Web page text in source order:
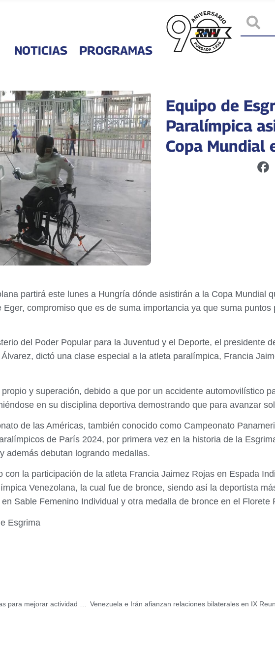
NOTICIAS PROGRAMAS
Equipo de
Paralímpica
Copa Mundial
partirá este lunes a Hungría dónde asistirán a la Copa Mundial
compromiso que es de suma importancia ya que suma
del Poder Popular para la Juventud y el Deporte, el presidente
dictó una clase especial a la atleta paralímpica, Francia
y superación, debido a que por un accidente automovilístico
en su disciplina deportiva demostrando que para avanzar
de las Américas, también conocido como Campeonato
de París 2024, por primera vez en la historia de la
además debutan logrando medallas.
con la participación de la atleta Francia Jaimez Rojas en Espada
Venezolana, la cual fue de bronce, siendo así la deportista
Sable Femenino Individual y otra medalla de bronce en el Florete
Esgrima